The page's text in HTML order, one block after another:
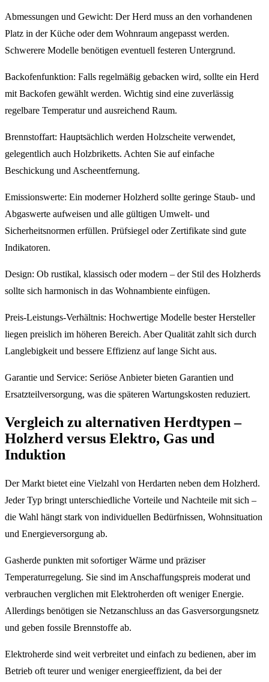
Abmessungen und Gewicht: Der Herd muss an den vorhandenen
Platz in der Küche oder dem Wohnraum angepasst werden.
Schwerere Modelle benötigen eventuell festeren Untergrund.
Backofenfunktion: Falls regelmäßig gebacken wird, sollte ein Herd
mit Backofen gewählt werden. Wichtig sind eine zuverlässig
regelbare Temperatur und ausreichend Raum.
Brennstoffart: Hauptsächlich werden Holzscheite verwendet,
gelegentlich auch Holzbriketts. Achten Sie auf einfache
Beschickung und Ascheentfernung.
Emissionswerte: Ein moderner Holzherd sollte geringe Staub- und
Abgaswerte aufweisen und alle gültigen Umwelt- und
Sicherheitsnormen erfüllen. Prüfsiegel oder Zertifikate sind gute
Indikatoren.
Design: Ob rustikal, klassisch oder modern – der Stil des Holzherds
sollte sich harmonisch in das Wohnambiente einfügen.
Preis-Leistungs-Verhältnis: Hochwertige Modelle bester Hersteller
liegen preislich im höheren Bereich. Aber Qualität zahlt sich durch
Langlebigkeit und bessere Effizienz auf lange Sicht aus.
Garantie und Service: Seriöse Anbieter bieten Garantien und
Ersatzteilversorgung, was die späteren Wartungskosten reduziert.
Vergleich zu alternativen Herdtypen –
Holzherd versus Elektro, Gas und
Induktion
Der Markt bietet eine Vielzahl von Herdarten neben dem Holzherd.
Jeder Typ bringt unterschiedliche Vorteile und Nachteile mit sich –
die Wahl hängt stark von individuellen Bedürfnissen, Wohnsituation
und Energieversorgung ab.
Gasherde punkten mit sofortiger Wärme und präziser
Temperaturregelung. Sie sind im Anschaffungspreis moderat und
verbrauchen verglichen mit Elektroherden oft weniger Energie.
Allerdings benötigen sie Netzanschluss an das Gasversorgungsnetz
und geben fossile Brennstoffe ab.
Elektroherde sind weit verbreitet und einfach zu bedienen, aber im
Betrieb oft teurer und weniger energieeffizient, da bei der